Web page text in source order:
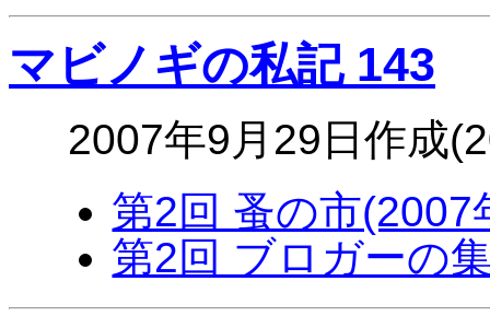
マビノギの私記 143
2007年9月29日作成
第2回 蚤の市(2007
第2回 ブロガーの